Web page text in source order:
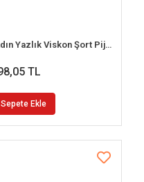
Over Sleep 3383 Kadın Yazlık Viskon Şort Pijama Takım (S-M-L-XL)
TL
Sepete Ekle